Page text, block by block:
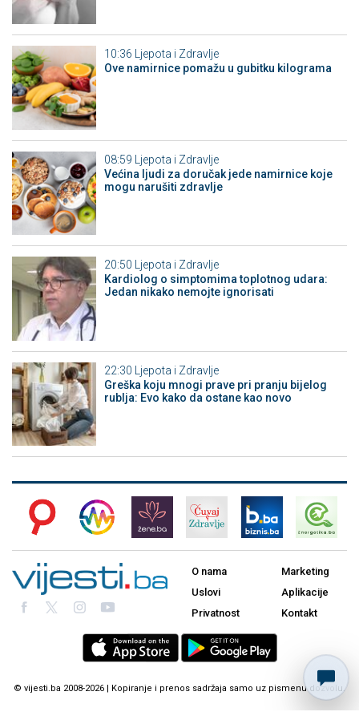
10:36
Ljepota i Zdravlje
Ove namirnice pomažu u gubitku kilograma
08:59 Ljepota i Zdravlje
Većina ljudi za doručak jede namirnice koje
mogu narušiti zdravlje
20:50
Ljepota i Zdravlje
Kardiolog o simptomima toplotnog udara:
Jedan nikako nemojte ignorisati
22:30 Ljepota i Zdravlje
Greška koju mnogi prave pri pranju bijelog
rublja: Evo kako da ostane kao novo
O nama
Uslovi
Privatnost
Marketing
Aplikacije
Kontakt
© vijesti.ba 2008-2026 | Kopiranje i prenos sadržaja samo uz pismenu dozvolu.